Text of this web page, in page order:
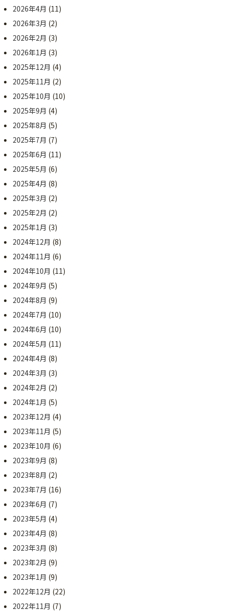
2026年4月 (11)
2026年3月 (2)
2026年2月 (3)
2026年1月 (3)
2025年12月 (4)
2025年11月 (2)
2025年10月 (10)
2025年9月 (4)
2025年8月 (5)
2025年7月 (7)
2025年6月 (11)
2025年5月 (6)
2025年4月 (8)
2025年3月 (2)
2025年2月 (2)
2025年1月 (3)
2024年12月 (8)
2024年11月 (6)
2024年10月 (11)
2024年9月 (5)
2024年8月 (9)
2024年7月 (10)
2024年6月 (10)
2024年5月 (11)
2024年4月 (8)
2024年3月 (3)
2024年2月 (2)
2024年1月 (5)
2023年12月 (4)
2023年11月 (5)
2023年10月 (6)
2023年9月 (8)
2023年8月 (2)
2023年7月 (16)
2023年6月 (7)
2023年5月 (4)
2023年4月 (8)
2023年3月 (8)
2023年2月 (9)
2023年1月 (9)
2022年12月 (22)
2022年11月 (7)